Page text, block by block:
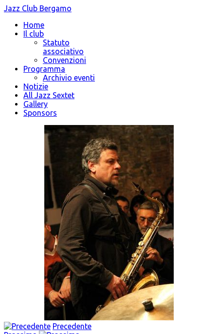
Jazz Club Bergamo
Home
Il club
Statuto
associativo
Convenzioni
Programma
Archivio eventi
Notizie
All Jazz Sextet
Gallery
Sponsors
Precedente